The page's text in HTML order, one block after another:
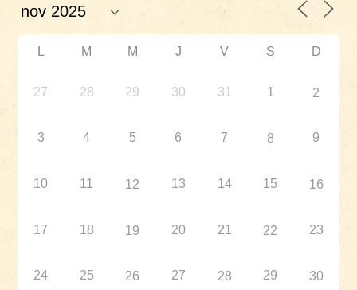
L M M J V S D
27 28 29 30 31 1 2
3 4 5 6 7 8 9
10 11 12 13 14 15 16
17 18 19 20 21 22 23
24 25 26 27 28 29 30